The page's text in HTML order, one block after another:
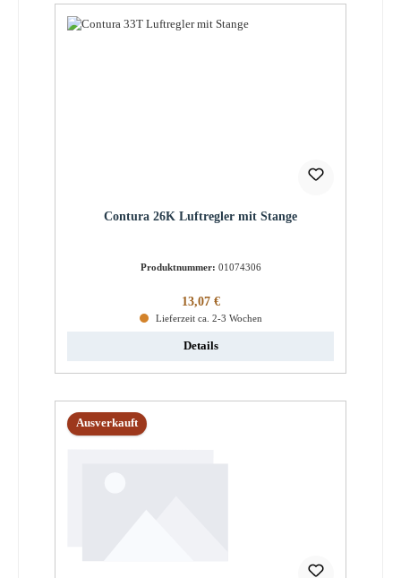
Contura 26K Luftregler mit Stange
Produktnummer: 01074306
Regulärer Preis:
13,07 €
Lieferzeit ca. 2-3 Wochen
Details
Ausverkauft